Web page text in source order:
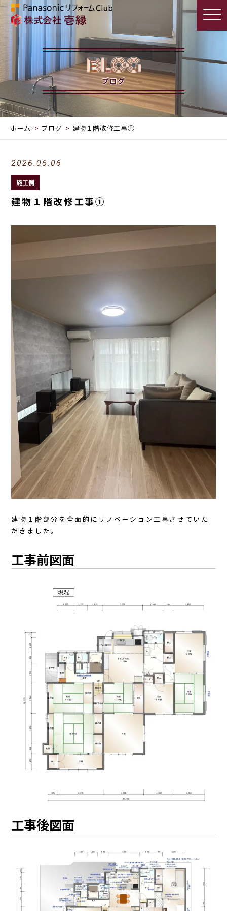
BLOG
ブログ
ホーム ブログ 建物１階改修工事①
2026.06.06
施工例
建物１階改修工事①
建物１階部分を全面的にリノベーション工事させていた
だきました。
工事前図面
工事後図面